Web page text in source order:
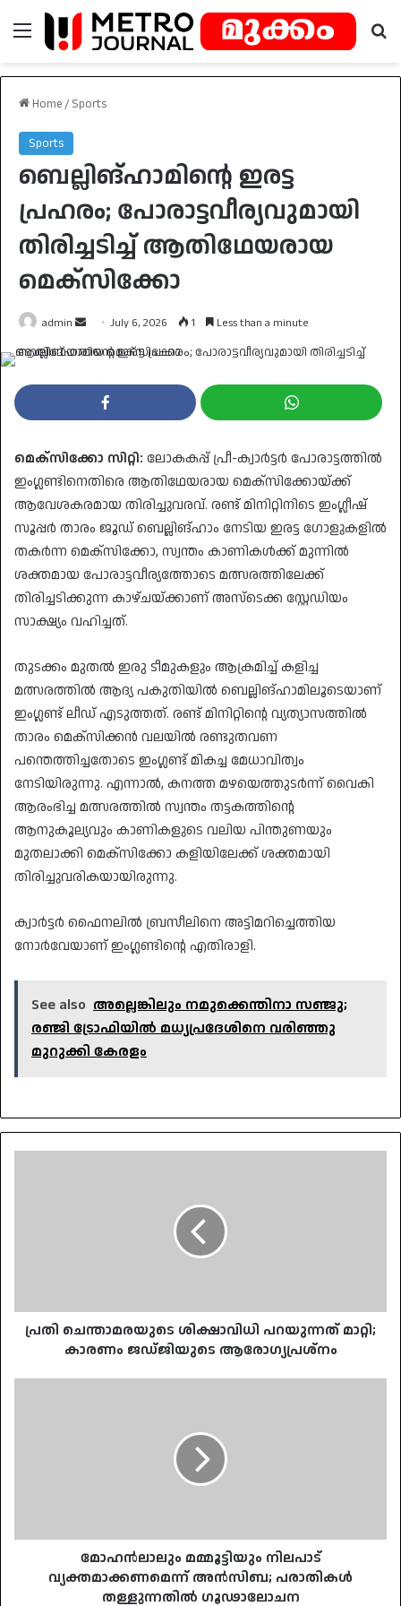
Menu
Home / Sports
Sports
ബെല്ലിങ്ഹാമിന്റെ ഇരട്ട
പ്രഹരം; പോരാട്ടവീര്യവുമായി
തിരിച്ചടിച്ച് ആതിഥേയരായ
മെക്സിക്കോ
admin
Send
an
July 6, 2026 1 Less than a minute
മെക്സിക്കോ സിറ്റി: ലോകകപ്പ് പ്രീ-ക്വാർട്ടർ പോരാട്ടത്തിൽ
ഇംഗ്ലണ്ടിനെതിരെ ആതിഥേയരായ മെക്സിക്കോയ്ക്ക്
ആവേശകരമായ തിരിച്ചുവരവ്. രണ്ട് മിനിറ്റിനിടെ ഇംഗ്ലീഷ്
സൂപ്പർ താരം ജൂഡ് ബെല്ലിങ്ഹാം നേടിയ ഇരട്ട ഗോളുകളിൽ
തകർന്ന മെക്സിക്കോ, സ്വന്തം കാണികൾക്ക് മുന്നിൽ
ശക്തമായ പോരാട്ടവീര്യത്തോടെ മത്സരത്തിലേക്ക്
തിരിച്ചടിക്കുന്ന കാഴ്ചയ്ക്കാണ് അസ്ടെക്ക സ്റ്റേഡിയം
സാക്ഷ്യം വഹിച്ചത്.
​തുടക്കം മുതൽ ഇരു ടീമുകളും ആക്രമിച്ച് കളിച്ച
മത്സരത്തിൽ ആദ്യ പകുതിയിൽ ബെല്ലിങ്ഹാമിലൂടെയാണ്
ഇംഗ്ലണ്ട് ലീഡ് എടുത്തത്. രണ്ട് മിനിറ്റിന്റെ വ്യത്യാസത്തിൽ
താരം മെക്സിക്കൻ വലയിൽ രണ്ടുതവണ
പന്തെത്തിച്ചതോടെ ഇംഗ്ലണ്ട് മികച്ച മേധാവിത്വം
നേടിയിരുന്നു. എന്നാൽ, കനത്ത മഴയെത്തുടർന്ന് വൈകി
ആരംഭിച്ച മത്സരത്തിൽ സ്വന്തം തട്ടകത്തിന്റെ
ആനുകൂല്യവും കാണികളുടെ വലിയ പിന്തുണയും
മുതലാക്കി മെക്സിക്കോ കളിയിലേക്ക് ശക്തമായി
തിരിച്ചുവരികയായിരുന്നു.
ക്വാർട്ടർ ഫൈനലിൽ ബ്രസീലിനെ അട്ടിമറിച്ചെത്തിയ
നോർവേയാണ് ഇംഗ്ലണ്ടിൻ്റെ എതിരാളി.
See also അല്ലെങ്കിലും നമുക്കെന്തിനാ സഞ്ജു;
രഞ്ജി ട്രോഫിയില്‍ മധ്യപ്രദേശിനെ വരിഞ്ഞു
മുറുക്കി കേരളം
പ്രതി ചെന്താമരയുടെ ശിക്ഷാവിധി പറയുന്നത് മാറ്റി;
കാരണം ജഡ്ജിയുടെ ആരോഗ്യപ്രശ്നം
മോഹൻലാലും മമ്മൂട്ടിയും നിലപാട്
വ്യക്തമാക്കണമെന്ന് അൻസിബ; പരാതികൾ
തള്ളുന്നതിൽ ഗൂഢാലോചന